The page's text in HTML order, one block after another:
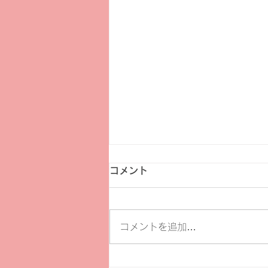
コメント
コメントを追加…